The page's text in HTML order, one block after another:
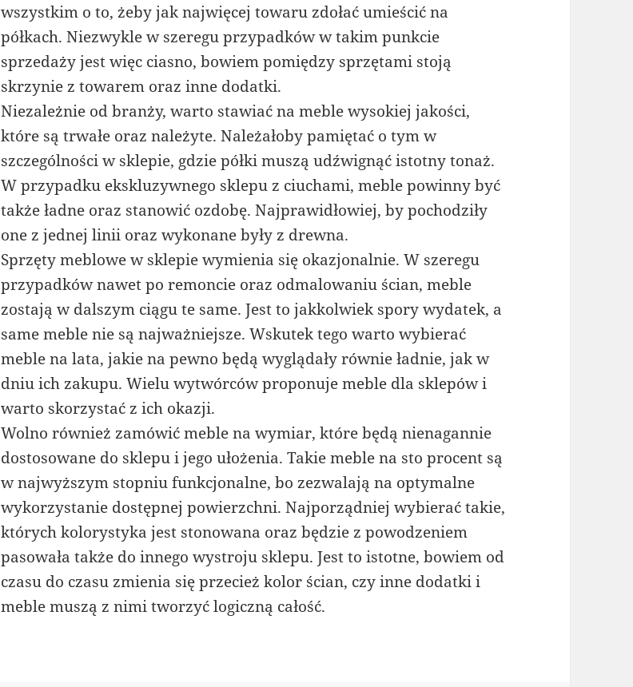
wszystkim o to, żeby jak najwięcej towaru zdołać umieścić na
półkach. Niezwykle w szeregu przypadków w takim punkcie
sprzedaży jest więc ciasno, bowiem pomiędzy sprzętami stoją
skrzynie z towarem oraz inne dodatki.
Niezależnie od branży, warto stawiać na meble wysokiej jakości,
które są trwałe oraz należyte. Należałoby pamiętać o tym w
szczególności w sklepie, gdzie półki muszą udźwignąć istotny tonaż.
W przypadku ekskluzywnego sklepu z ciuchami, meble powinny być
także ładne oraz stanowić ozdobę. Najprawidłowiej, by pochodziły
one z jednej linii oraz wykonane były z drewna.
Sprzęty meblowe w sklepie wymienia się okazjonalnie. W szeregu
przypadków nawet po remoncie oraz odmalowaniu ścian, meble
zostają w dalszym ciągu te same. Jest to jakkolwiek spory wydatek, a
same meble nie są najważniejsze. Wskutek tego warto wybierać
meble na lata, jakie na pewno będą wyglądały równie ładnie, jak w
dniu ich zakupu. Wielu wytwórców proponuje meble dla sklepów i
warto skorzystać z ich okazji.
Wolno również zamówić meble na wymiar, które będą nienagannie
dostosowane do sklepu i jego ułożenia. Takie meble na sto procent są
w najwyższym stopniu funkcjonalne, bo zezwalają na optymalne
wykorzystanie dostępnej powierzchni. Najporządniej wybierać takie,
których kolorystyka jest stonowana oraz będzie z powodzeniem
pasowała także do innego wystroju sklepu. Jest to istotne, bowiem od
czasu do czasu zmienia się przecież kolor ścian, czy inne dodatki i
meble muszą z nimi tworzyć logiczną całość.